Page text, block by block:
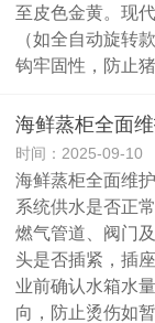
至皮色金黄‌。现
（如全自动旋转
钩牢固性，防止
海鲜蒸柜全面
时间：2025-09-10
海鲜蒸柜全面维
系统供水是否正
燃气管道、阀门
头是否插紧，插
业前确认水箱水
向，防止烫伤如